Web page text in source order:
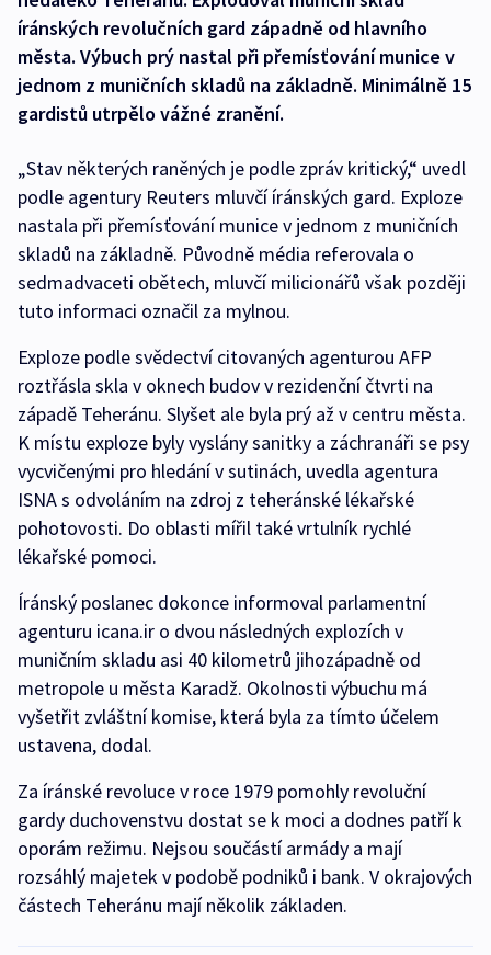
íránských revolučních gard západně od hlavního
města. Výbuch prý nastal při přemísťování munice v
jednom z muničních skladů na základně. Minimálně 15
gardistů utrpělo vážné zranění.
„Stav některých raněných je podle zpráv kritický,“ uvedl
podle agentury Reuters mluvčí íránských gard. Exploze
nastala při přemísťování munice v jednom z muničních
skladů na základně. Původně média referovala o
sedmadvaceti obětech, mluvčí milicionářů však později
tuto informaci označil za mylnou.
Exploze podle svědectví citovaných agenturou AFP
roztřásla skla v oknech budov v rezidenční čtvrti na
západě Teheránu. Slyšet ale byla prý až v centru města.
K místu exploze byly vyslány sanitky a záchranáři se psy
vycvičenými pro hledání v sutinách, uvedla agentura
ISNA s odvoláním na zdroj z teheránské lékařské
pohotovosti. Do oblasti mířil také vrtulník rychlé
lékařské pomoci.
Íránský poslanec dokonce informoval parlamentní
agenturu icana.ir o dvou následných explozích v
muničním skladu asi 40 kilometrů jihozápadně od
metropole u města Karadž. Okolnosti výbuchu má
vyšetřit zvláštní komise, která byla za tímto účelem
ustavena, dodal.
Za íránské revoluce v roce 1979 pomohly revoluční
gardy duchovenstvu dostat se k moci a dodnes patří k
oporám režimu. Nejsou součástí armády a mají
rozsáhlý majetek v podobě podniků i bank. V okrajových
částech Teheránu mají několik základen.